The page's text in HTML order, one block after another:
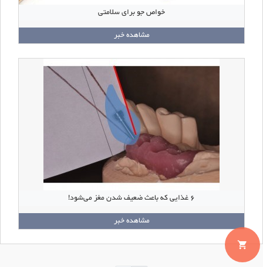
خواص جو برای سلامتی
مشاهده خبر
۶ غذایی که باعث ضعیف شدن مغز می‌شود!
مشاهده خبر
local_grocery_store